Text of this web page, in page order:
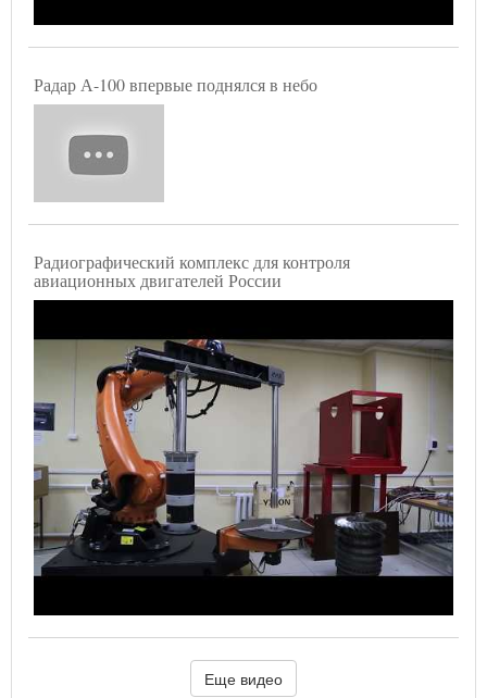
Радар А-100 впервые поднялся в небо
Радиографический комплекс для контроля
авиационных двигателей России
Еще видео